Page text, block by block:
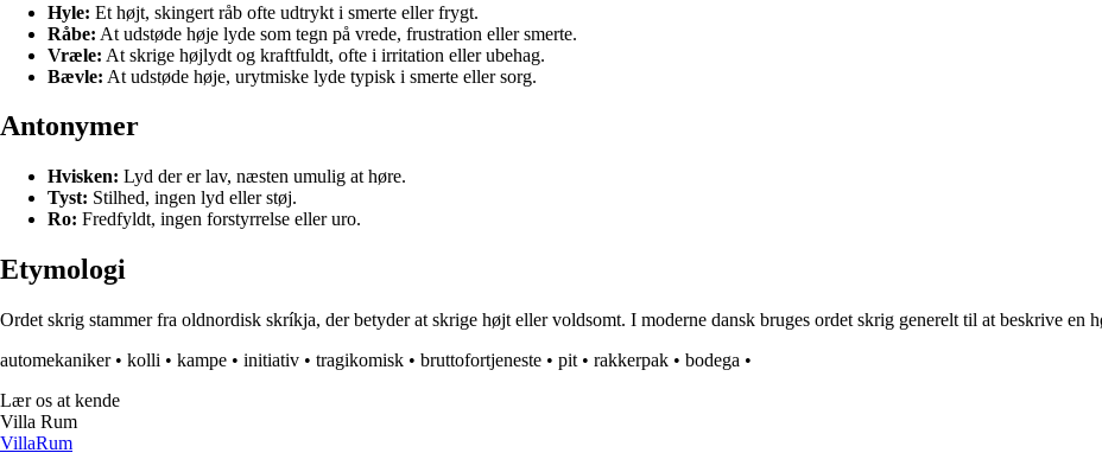
Hyle: Et højt, skingert råb ofte udtrykt i smerte eller frygt.
Råbe: At udstøde høje lyde som tegn på vrede, frustration eller smerte.
Vræle: At skrige højlydt og kraftfuldt, ofte i irritation eller ubehag.
Bævle: At udstøde høje, urytmiske lyde typisk i smerte eller sorg.
Antonymer
Hvisken: Lyd der er lav, næsten umulig at høre.
Tyst: Stilhed, ingen lyd eller støj.
Ro: Fredfyldt, ingen forstyrrelse eller uro.
Etymologi
Ordet skrig stammer fra oldnordisk skríkja, der betyder at skrige højt eller voldsomt. I moderne dansk bruges ordet skrig generelt til at beskrive
automekaniker• kolli • kampe • initiativ • tragikomisk • bruttofortjeneste • pit • rakkerpak • bodega •
Lær os at kende
Villa Rum
VillaRum